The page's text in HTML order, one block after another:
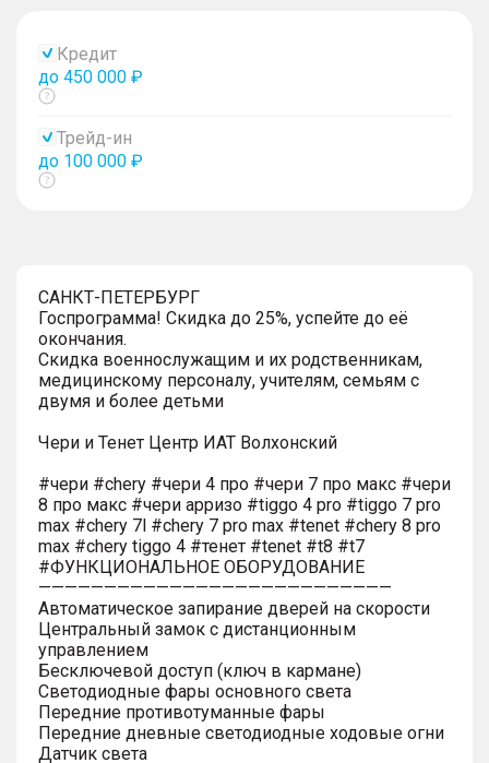
Кредит
до 450 000 ₽
Показать
Трейд-ин
до 100 000 ₽
Показать
САНКТ-ПЕТЕРБУРГ
Госпрограмма! Скидка до 25%, успейте до её
окончания.
Скидка военнослужащим и их родственникам,
медицинскому персоналу, учителям, семьям с
двумя и более детьми
Чери и Тенет Центр ИАТ Волхонский
#чери #chery #чери 4 про #чери 7 про макс #чери
8 про макс #чери арризо #tiggo 4 pro #tiggo 7 pro
max #chery 7l #chery 7 pro max #tenet #chery 8 pro
max #chery tiggo 4 #тенет #tenet #t8 #t7
#ФУНКЦИОНАЛЬНОЕ ОБОРУДОВАНИЕ
———————————————————————————
Автоматическое запирание дверей на скорости
Центральный замок с дистанционным
управлением
Бесключевой доступ (ключ в кармане)
Светодиодные фары основного света
Передние противотуманные фары
Передние дневные светодиодные ходовые огни
Датчик света